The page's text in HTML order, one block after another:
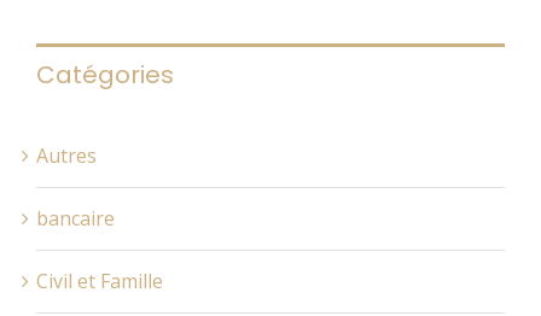
Catégories
Autres
bancaire
Civil et Famille